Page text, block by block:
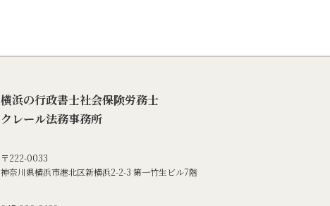
横浜の行政書士社会保険労務士
クレール法務事務所
〒222-0033
神奈川県横浜市港北区新横浜2-2-3 第一竹生ビル7階